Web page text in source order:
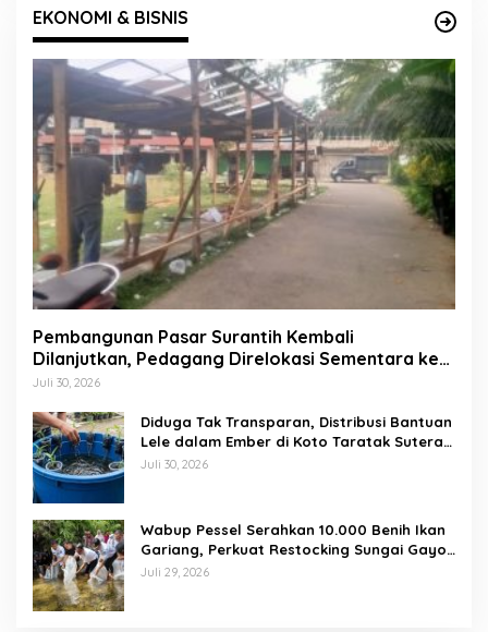
EKONOMI & BISNIS
Pembangunan Pasar Surantih Kembali
Dilanjutkan, Pedagang Direlokasi Sementara ke
Lapangan Gadih Basanai
Juli 30, 2026
Diduga Tak Transparan, Distribusi Bantuan
Lele dalam Ember di Koto Taratak Sutera
Tuai Sorotan Warga
Juli 30, 2026
Wabup Pessel Serahkan 10.000 Benih Ikan
Gariang, Perkuat Restocking Sungai Gayo
demi Kelestarian Perairan
Juli 29, 2026